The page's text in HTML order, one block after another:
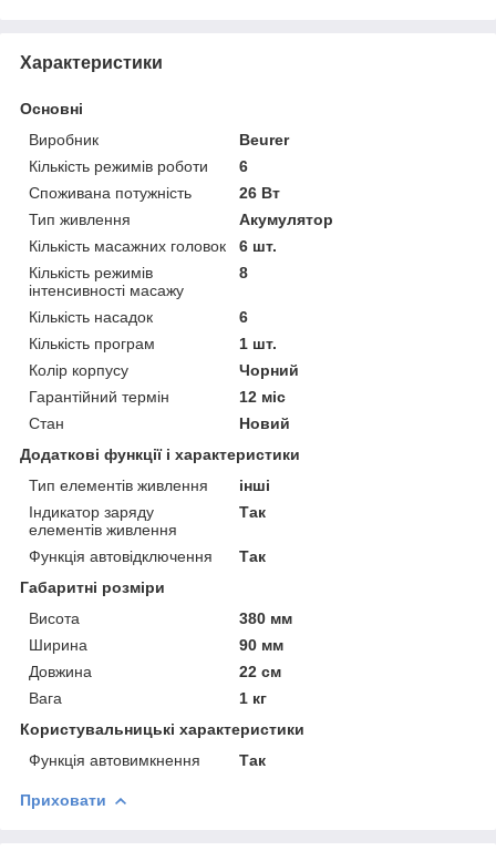
Характеристики
Основні
Виробник
Beurer
Кількість режимів роботи
6
Споживана потужність
26 Вт
Тип живлення
Акумулятор
Кількість масажних головок
6 шт.
Кількість режимів
інтенсивності масажу
8
Кількість насадок
6
Кількість програм
1 шт.
Колір корпусу
Чорний
Гарантійний термін
12 міс
Стан
Новий
Додаткові функції і характеристики
Тип елементів живлення
інші
Індикатор заряду
елементів живлення
Так
Функція автовідключення
Так
Габаритні розміри
Висота
380 мм
Ширина
90 мм
Довжина
22 см
Вага
1 кг
Користувальницькі характеристики
Функція автовимкнення
Так
Приховати